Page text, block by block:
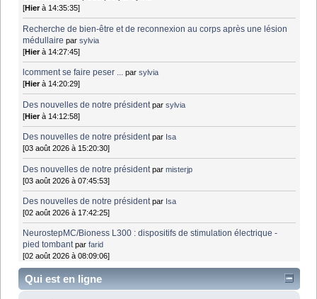
[Hierà 14:35:35]
Recherche de bien-être et de reconnexion au corps après une lésion
médullaire parsylvia
[Hierà 14:27:45]
lcomment se faire peser ... parsylvia
[Hierà 14:20:29]
Des nouvelles de notre président parsylvia
[Hierà 14:12:58]
Des nouvelles de notre président par Isa
[03 août 2026 à 15:20:30]
Des nouvelles de notre président parmisterjp
[03 août 2026 à 07:45:53]
Des nouvelles de notre président par Isa
[02 août 2026 à 17:42:25]
NeurostepMC/Bioness L300 : dispositifs de stimulation électrique -
pied tombant parfarid
[02 août 2026 à 08:09:06]
Qui est en ligne